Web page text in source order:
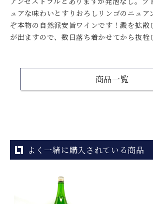
ュアな味わいとすりおろしリンゴのニュア
ぞ本物の自然派安旨ワインです！澱を拡散
が出ますので、数日落ち着かせてから抜栓
商品一覧
よく一緒に購入されている商品